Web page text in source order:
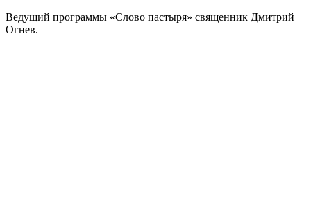
Ведущий программы «Слово пастыря» священник Дмитрий
Огнев.